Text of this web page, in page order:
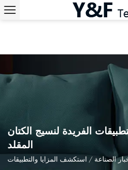
الفريدة لنسيج الكتان
المقلد
الصناعة / استكشف المزايا والتطبيقات